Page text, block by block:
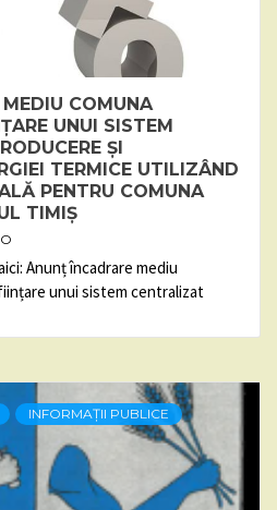
COMUNA
UNUI SISTEM
ȘI
TERMICE UTILIZÂND
PENTRU COMUNA
TIMIȘ
Anunț încadrare mediu
unui sistem centralizat
INFORMAȚII PUBLICE